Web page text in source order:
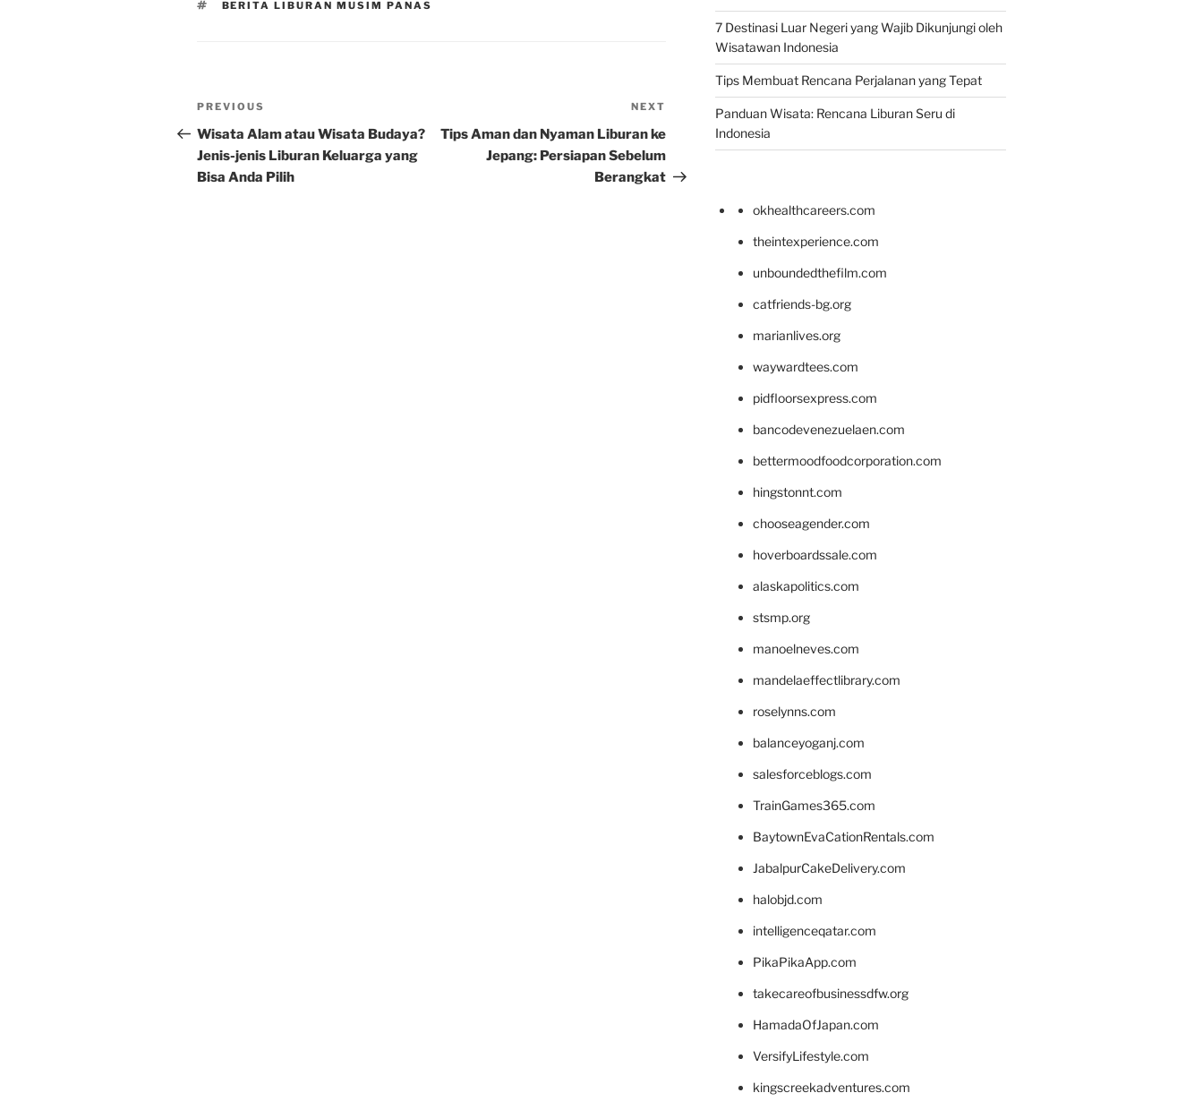
TAGS
BERITA LIBURAN MUSIM PANAS
Post
navigation
Previous
Post
PREVIOUS
Wisata Alam atau Wisata Budaya?
Jenis-jenis Liburan Keluarga yang
Bisa Anda Pilih
Post
NEXT
Tips Aman dan Nyaman Liburan ke
Jepang: Persiapan Sebelum
Berangkat
7 Destinasi Luar Negeri yang Wajib Dikunjungi oleh
Wisatawan Indonesia
Tips Membuat Rencana Perjalanan yang Tepat
Panduan Wisata: Rencana Liburan Seru di
Indonesia
okhealthcareers.com
theintexperience.com
unboundedthefilm.com
catfriends-bg.org
marianlives.org
waywardtees.com
pidfloorsexpress.com
bancodevenezuelaen.com
bettermoodfoodcorporation.com
hingstonnt.com
chooseagender.com
hoverboardssale.com
alaskapolitics.com
stsmp.org
manoelneves.com
mandelaeffectlibrary.com
roselynns.com
balanceyoganj.com
salesforceblogs.com
TrainGames365.com
BaytownEvaCationRentals.com
JabalpurCakeDelivery.com
halobjd.com
intelligenceqatar.com
PikaPikaApp.com
takecareofbusinessdfw.org
HamadaOfJapan.com
VersifyLifestyle.com
kingscreekadventures.com